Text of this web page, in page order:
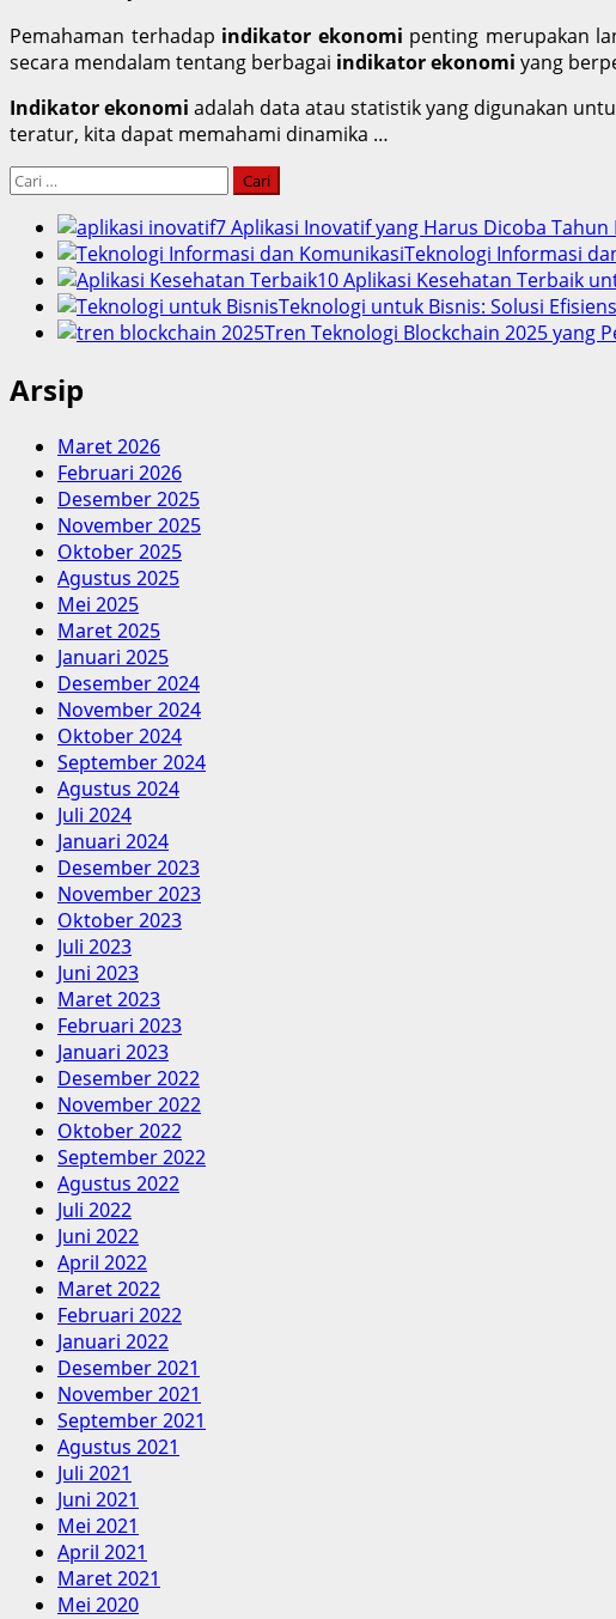
Pemahaman terhadap indikator ekonomi penting merupakan
secara mendalam tentang berbagai indikator ekonomi yang
Indikator ekonomi adalah data atau statistik yang digunakan
teratur, kita dapat memahami dinamika …
Cari
7 Aplikasi Inovatif yang Harus Dicoba Tahun
Teknologi Informasi
10 Aplikasi Kesehatan Terbaik
Teknologi untuk Bisnis: Solusi
Tren Teknologi Blockchain 2025 yang
Arsip
Maret 2026
Februari 2026
Desember 2025
November 2025
Oktober 2025
Agustus 2025
Mei 2025
Maret 2025
Januari 2025
Desember 2024
November 2024
Oktober 2024
September 2024
Agustus 2024
Juli 2024
Januari 2024
Desember 2023
November 2023
Oktober 2023
Juli 2023
Juni 2023
Maret 2023
Februari 2023
Januari 2023
Desember 2022
November 2022
Oktober 2022
September 2022
Agustus 2022
Juli 2022
Juni 2022
April 2022
Maret 2022
Februari 2022
Januari 2022
Desember 2021
November 2021
September 2021
Agustus 2021
Juli 2021
Juni 2021
Mei 2021
April 2021
Maret 2021
Mei 2020